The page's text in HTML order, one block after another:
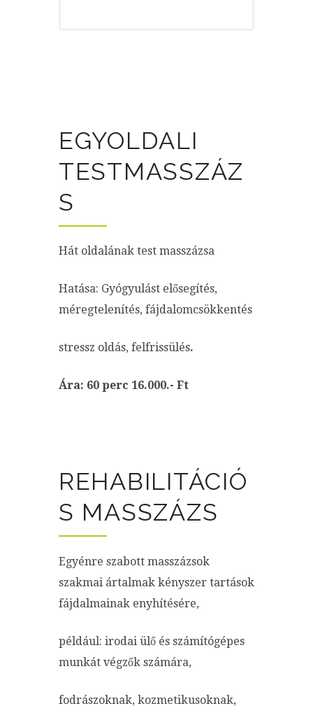
EGYOLDALI
TESTMASSZÁZ
S
Hát oldalának test masszázsa
Hatása: Gyógyulást elősegítés,
méregtelenítés, fájdalomcsökkentés
stressz oldás, felfrissülés.
Ára: 60 perc 16.000.- Ft
REHABILITÁCIÓ
S MASSZÁZS
Egyénre szabott masszázsok
szakmai ártalmak kényszer tartások
fájdalmainak enyhítésére,
például: irodai ülő és számítógépes
munkát végzők számára,
fodrászoknak, kozmetikusoknak,